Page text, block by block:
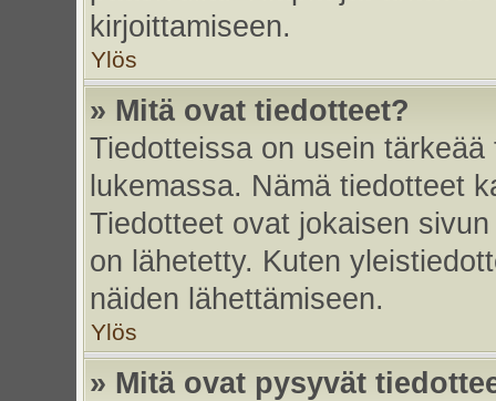
kirjoittamiseen.
Ylös
» Mitä ovat tiedotteet?
Tiedotteissa on usein
lukemassa. Nämä tiedotteet
Tiedotteet ovat jokaisen
on lähetetty. Kuten
näiden lähettämiseen.
Ylös
» Mitä ovat pysyvät